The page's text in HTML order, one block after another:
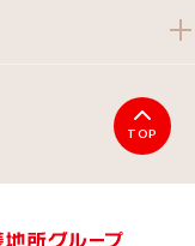
TOP